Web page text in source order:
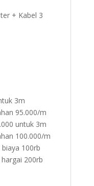
+ Kabel 3
3m
95.000/m
untuk 3m
100.000/m
100rb
200rb